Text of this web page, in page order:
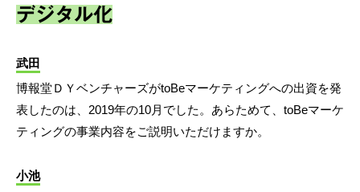
デジタル化
武田
博報堂ＤＹベンチャーズがtoBeマーケティングへの出資を発
表したのは、2019年の10月でした。あらためて、toBeマーケ
ティングの事業内容をご説明いただけますか。
小池